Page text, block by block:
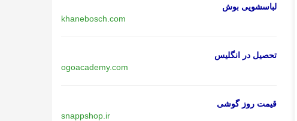
لباسشویی بوش
khanebosch.com
تحصیل در انگلیس
ogoacademy.com
قیمت روز گوشی
snappshop.ir